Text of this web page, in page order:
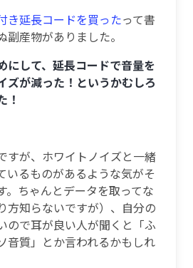
き延長コードを買ったって書
副産物がありました。
にして、延長コードで音量を
ズが減った！というかむしろ
！
すが、ホワイトノイズと一緒
いるものがあるような気がそ
。ちゃんとデータを取ってな
方知らないですが）、自分の
ので耳が良い人が聞くと「ふ
音質」とか言われるかもしれ